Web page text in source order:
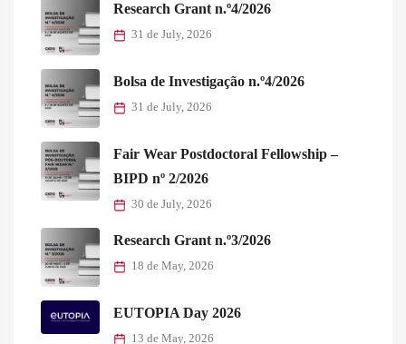
Research Grant n.º4/2026
31 de July, 2026
Bolsa de Investigação n.º4/2026
31 de July, 2026
Fair Wear Postdoctoral Fellowship –
BIPD nº 2/2026
30 de July, 2026
Research Grant n.º3/2026
18 de May, 2026
EUTOPIA Day 2026
13 de May, 2026